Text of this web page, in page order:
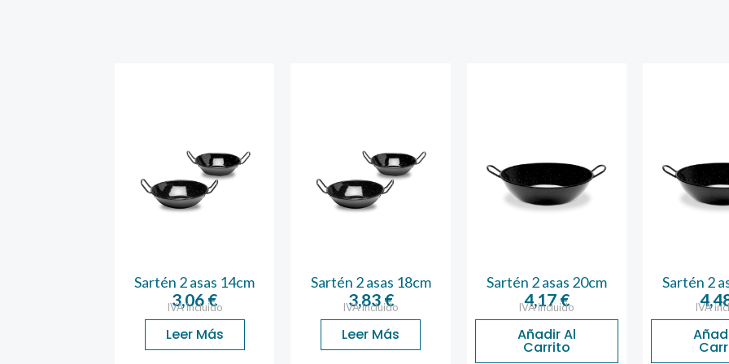
Sartén 2 asas 14cm
3,06 €
IVA incluido
Leer Más
Sartén 2 asas 18cm
3,83€
IVA incluido
Leer Más
Sartén 2 asas 20cm
4,17€
IVA incluido
Añadir Al
Carrito
Sartén 2
IVA